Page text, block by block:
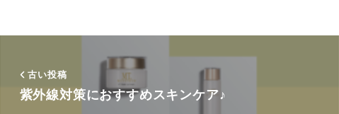
古い投稿
紫外線対策におすすめスキンケア♪